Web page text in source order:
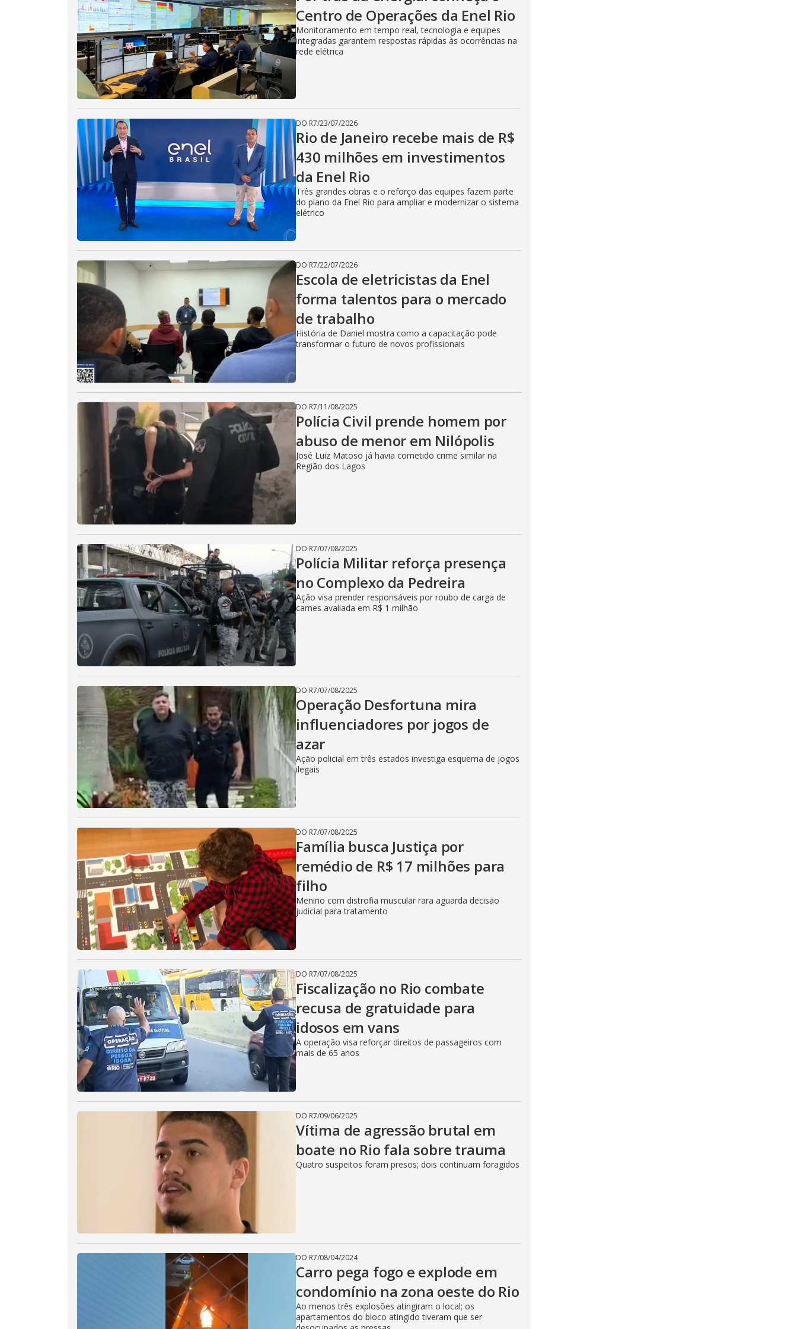
i
d
e
o
Centro de Operações da Enel Rio
Monitoramento em tempo real, tecnologia e equipes
integradas garantem respostas rápidas às ocorrências na
rede elétrica
DO R7/23/07/2026
Rio de Janeiro recebe mais de R$
430 milhões em investimentos
da Enel Rio
Três grandes obras e o reforço das equipes fazem parte
do plano da Enel Rio para ampliar e modernizar o sistema
elétrico
DO R7/22/07/2026
Escola de eletricistas da Enel
forma talentos para o mercado
de trabalho
História de Daniel mostra como a capacitação pode
transformar o futuro de novos profissionais
DO R7/11/08/2025
Polícia Civil prende homem por
abuso de menor em Nilópolis
José Luiz Matoso já havia cometido crime similar na
Região dos Lagos
DO R7/07/08/2025
Polícia Militar reforça presença
no Complexo da Pedreira
Ação visa prender responsáveis por roubo de carga de
carnes avaliada em R$ 1 milhão
DO R7/07/08/2025
Operação Desfortuna mira
influenciadores por jogos de
azar
Ação policial em três estados investiga esquema de jogos
ilegais
DO R7/07/08/2025
Família busca Justiça por
remédio de R$ 17 milhões para
filho
Menino com distrofia muscular rara aguarda decisão
judicial para tratamento
DO R7/07/08/2025
Fiscalização no Rio combate
recusa de gratuidade para
idosos em vans
A operação visa reforçar direitos de passageiros com
mais de 65 anos
DO R7/09/06/2025
Vítima de agressão brutal em
boate no Rio fala sobre trauma
Quatro suspeitos foram presos; dois continuam foragidos
DO R7/08/04/2024
Carro pega fogo e explode em
condomínio na zona oeste do Rio
Ao menos três explosões atingiram o local; os
apartamentos do bloco atingido tiveram que ser